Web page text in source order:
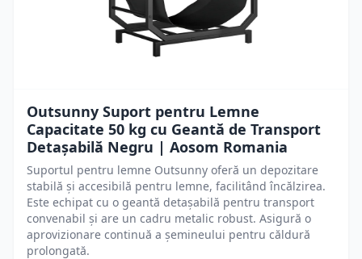
Outsunny Suport pentru Lemne
Capacitate 50 kg cu Geantă de Transport
Detașabilă Negru | Aosom Romania
Suportul pentru lemne Outsunny oferă un depozitare
stabilă și accesibilă pentru lemne, facilitând încălzirea.
Este echipat cu o geantă detașabilă pentru transport
convenabil și are un cadru metalic robust. Asigură o
aprovizionare continuă a șemineului pentru căldură
prolongată.